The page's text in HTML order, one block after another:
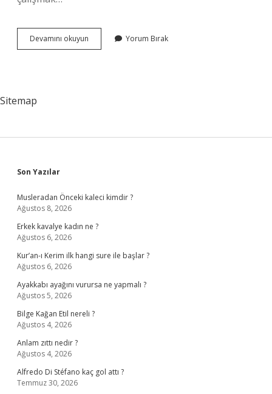
Devamını okuyun
Avukat
Yorum Bırak
Sitemap
Sidebar
Son Yazılar
Musleradan Önceki kaleci kimdir ?
Ağustos 8, 2026
Erkek kavalye kadın ne ?
Ağustos 6, 2026
Kur’an-ı Kerim ilk hangi sure ile başlar ?
Ağustos 6, 2026
Ayakkabı ayağını vurursa ne yapmalı ?
Ağustos 5, 2026
Bilge Kağan Etil nereli ?
Ağustos 4, 2026
Anlam zıttı nedir ?
Ağustos 4, 2026
Alfredo Di Stéfano kaç gol attı ?
Temmuz 30, 2026